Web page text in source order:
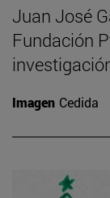
Juan José
Fundación
Imagen Cedida